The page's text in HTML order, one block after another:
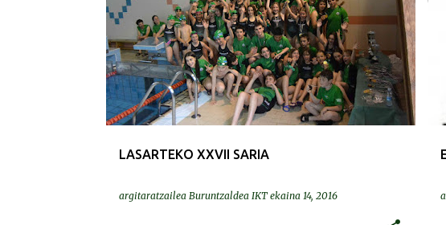
LASARTEKO XXVII SARIA
argitaratzailea Buruntzaldea IKT ekaina 14, 2016
KRONIKAK-CRÓNICAS
LASARTEKO SARIA | TROFEO LASARTE